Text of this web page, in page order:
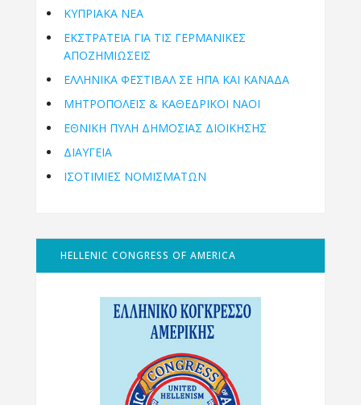
ΚΥΠΡΙΑΚΑ ΝΕΑ
ΕΚΣΤΡΑΤΕΙΑ ΓΙΑ ΤΙΣ ΓΕΡΜΑΝΙΚΕΣ
ΑΠΟΖΗΜΙΩΣΕΙΣ
ΕΛΛΗΝΙΚΆ ΦΕΣΤΙΒΆΛ ΣΕ ΗΠΑ ΚΑΙ ΚΑΝΑΔΑ
ΜΗΤΡΟΠΌΛΕΙΣ & ΚΑΘΕΔΡΙΚΟΊ ΝΑΟΊ
ΕΘΝΙΚΉ ΠΎΛΗ ΔΗΜΌΣΙΑΣ ΔΙΟΊΚΗΣΗΣ
ΔΙΑΥΓΕΙΑ
ΙΣΟΤΙΜΙΕΣ ΝΟΜΙΣΜΑΤΩΝ
HELLENIC CONGRESS OF AMERICA